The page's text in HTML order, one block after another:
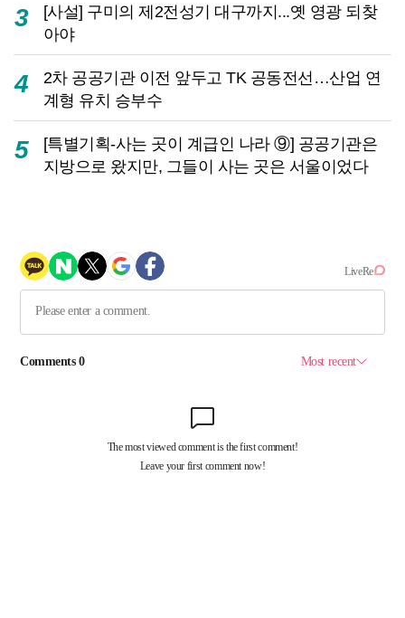
3
[사설] 구미의 제2전성기 대구까지...옛 영광 되찾
아야
4
2차 공공기관 이전 앞두고 TK 공동전선…산업 연
계형 유치 승부수
5
[특별기획-사는 곳이 계급인 나라 ⑨] 공공기관은
지방으로 왔지만, 그들이 사는 곳은 서울이었다